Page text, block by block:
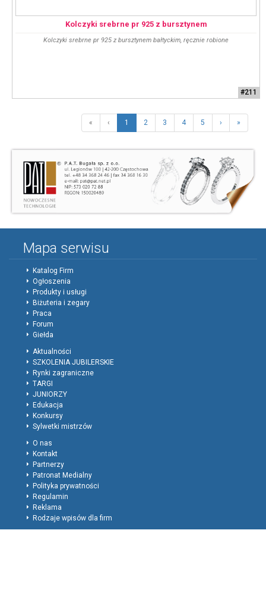
Kolczyki srebrne pr 925 z bursztynem
Kolczyki srebrne pr 925 z bursztynem bałtyckim, ręcznie robione
#211
« ‹ 1 2 3 4 5 › »
Mapa serwisu
Katalog Firm
Ogłoszenia
Produkty i usługi
Biżuteria i zegary
Praca
Forum
Giełda
Aktualności
SZKOLENIA JUBILERSKIE
Rynki zagraniczne
TARGI
JUNIORZY
Edukacja
Konkursy
Sylwetki mistrzów
O nas
Kontakt
Partnerzy
Patronat Medialny
Polityka prywatności
Regulamin
Reklama
Rodzaje wpisów dla firm